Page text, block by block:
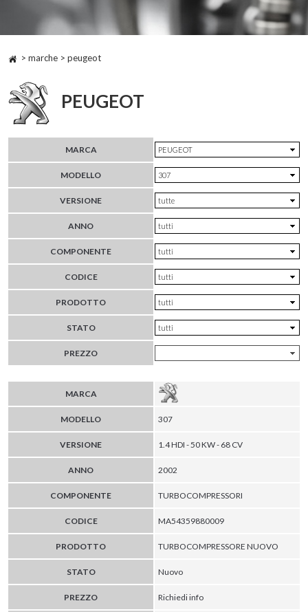
> marche > peugeot
PEUGEOT
MARCA
MODELLO
VERSIONE
ANNO
COMPONENTE
CODICE
PRODOTTO
STATO
PREZZO
MARCA
MODELLO 307
VERSIONE 1.4 HDI - 50 KW - 68 CV
ANNO 2002
COMPONENTE TURBOCOMPRESSORI
CODICE MA54359880009
PRODOTTO TURBOCOMPRESSORE NUOVO
STATO Nuovo
PREZZO Richiedi info